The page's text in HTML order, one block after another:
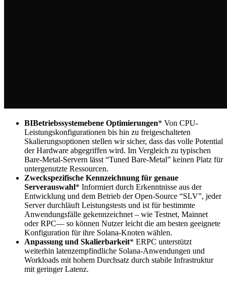
BIBetriebssystemebene Optimierungen* Von CPU-
Leistungskonfigurationen bis hin zu freigeschalteten
Skalierungsoptionen stellen wir sicher, dass das volle Potential
der Hardware abgegriffen wird. Im Vergleich zu typischen
Bare-Metal-Servern lässt “Tuned Bare-Metal” keinen Platz für
untergenutzte Ressourcen.
Zweckspezifische Kennzeichnung für genaue
Serverauswahl* Informiert durch Erkenntnisse aus der
Entwicklung und dem Betrieb der Open-Source “SLV”, jeder
Server durchläuft Leistungstests und ist für bestimmte
Anwendungsfälle gekennzeichnet – wie Testnet, Mainnet
oder RPC— so können Nutzer leicht die am besten geeignete
Konfiguration für ihre Solana-Knoten wählen.
Anpassung und Skalierbarkeit* ERPC unterstützt
weiterhin latenzempfindliche Solana-Anwendungen und
Workloads mit hohem Durchsatz durch stabile Infrastruktur
mit geringer Latenz.